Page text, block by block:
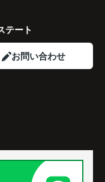
えた良い選択だった
テート
お問い合わせ